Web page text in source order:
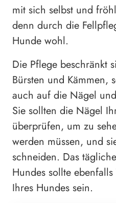
mit sich selbst und
denn durch die
Hunde wohl.
Die Pflege beschränkt
Bürsten und Kämmen,
auch auf die Nägel
Sie sollten die Nägel
überprüfen, um zu
werden müssen, und
schneiden. Das
Hundes sollte
Ihres Hundes sein.